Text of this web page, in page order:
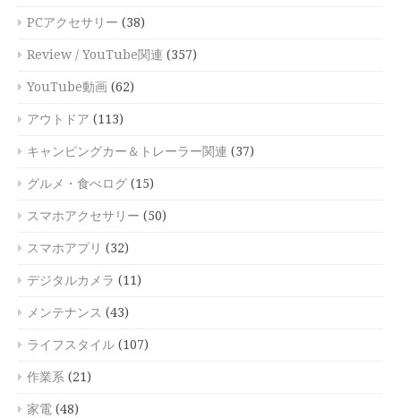
PCアクセサリー (38)
Review / YouTube関連 (357)
YouTube動画 (62)
アウトドア (113)
キャンピングカー＆トレーラー関連 (37)
グルメ・食べログ (15)
スマホアクセサリー (50)
スマホアプリ (32)
デジタルカメラ (11)
メンテナンス (43)
ライフスタイル (107)
作業系 (21)
家電 (48)